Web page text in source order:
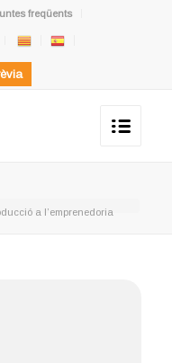
freqüents
a l’emprenedoria